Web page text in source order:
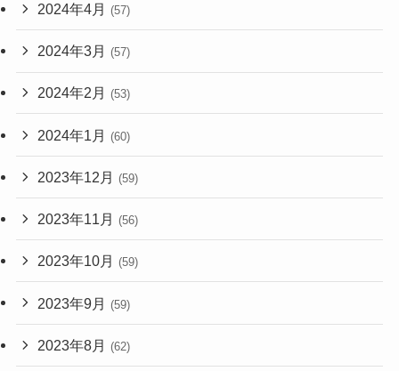
2024年4月 (57)
2024年3月 (57)
2024年2月 (53)
2024年1月 (60)
2023年12月 (59)
2023年11月 (56)
2023年10月 (59)
2023年9月 (59)
2023年8月 (62)